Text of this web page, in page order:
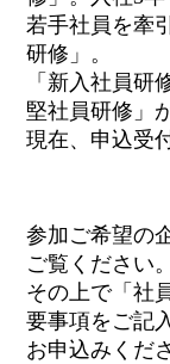
若手社員を牽
研修」。
「新入社員
堅社員研修」
現在、申込受
参加ご希望の
ご覧ください。
その上で「社
要事項をご記
お申込みくだ